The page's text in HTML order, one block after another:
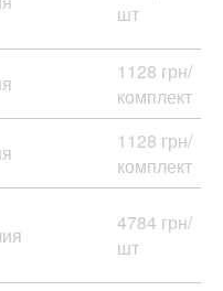
шт
1128 грн/
комплект
1128 грн/
комплект
4784 грн/
шт